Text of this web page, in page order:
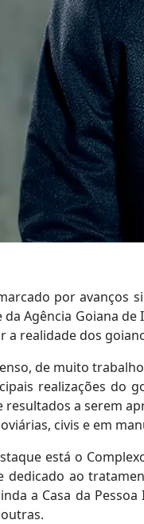
por avanços
da Agência Goiana
a realidade dos
de muito
realizações do
a serem
civis e em
está o
dedicado ao
a Casa da